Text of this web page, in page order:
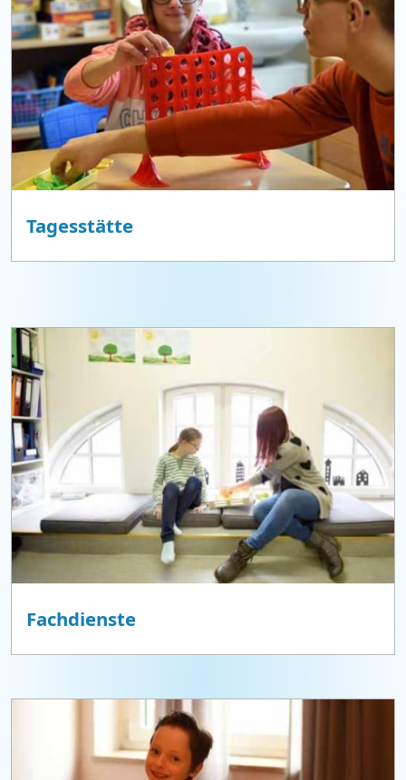
Tagesstätte
Fachdienste